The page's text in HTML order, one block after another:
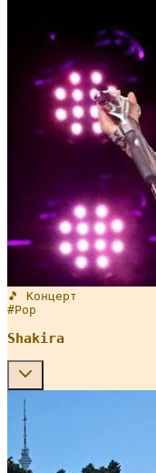
🎵 Концерт
#Pop
Shakira